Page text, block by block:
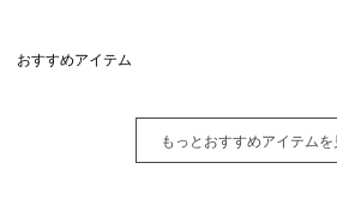
おすすめアイテム
もっとおすすめアイテムを